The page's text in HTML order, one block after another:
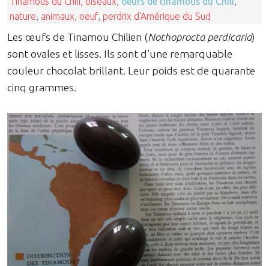
nature animaux oeuf, perdrix d'Amérique du Sud
Les œufs de Tinamou Chilien (Nothoprocta perdicaria)
sont ovales et lisses. Ils sont d'une remarquable
couleur chocolat brillant. Leur poids est de quarante
cinq grammes.